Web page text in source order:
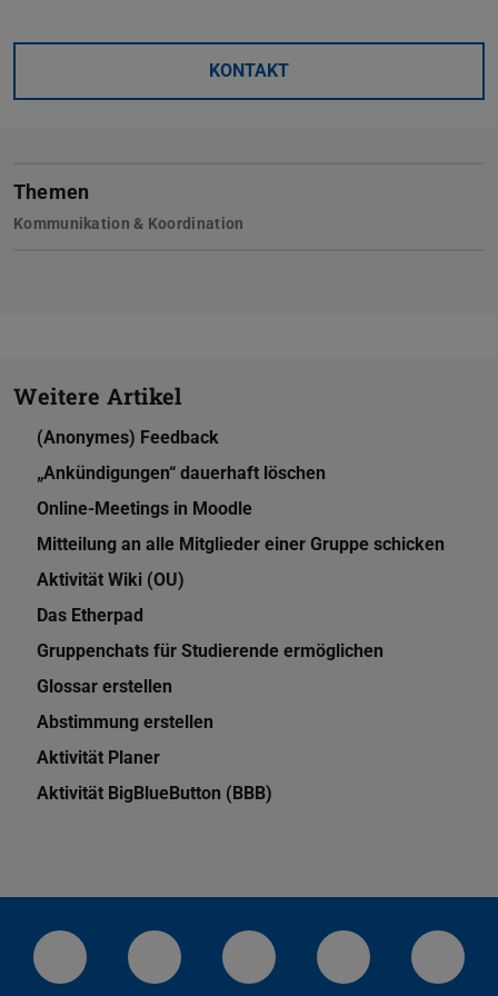
KONTAKT
Themen
Kommunikation & Koordination
Weitere Artikel
(Anonymes) Feedback
„Ankündigungen“ dauerhaft löschen
Online-Meetings in Moodle
Mitteilung an alle Mitglieder einer Gruppe schicken
Aktivität Wiki (OU)
Das Etherpad
Gruppenchats für Studierende ermöglichen
Glossar erstellen
Abstimmung erstellen
Aktivität Planer
Aktivität BigBlueButton (BBB)
LinkedIn-Seite der TU Darmstadt
Instagram-Kanal der TU
Bluesky-Kanal der TU
Facebook-